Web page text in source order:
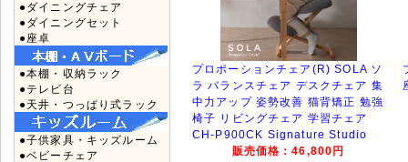
●ダイニングチェア
●ダイニングセット
●座卓
●本棚・収納ラック
●テレビ台
●天井・つっぱり式ラック
●子供家具・キッズルーム
●ベビーチェア
プロポーションチェア(R) SOLA ソ
ラ バランスチェア デスクチェア 集
中力アップ 姿勢改善 猫背矯正 勉強
椅子 リビングチェア 学習チェア
CH-P900CK Signature Studio
販売価格：46,800円